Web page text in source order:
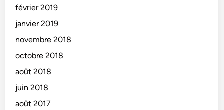
février 2019
janvier 2019
novembre 2018
octobre 2018
août 2018
juin 2018
août 2017